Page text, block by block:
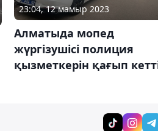
23:04, 12 мамыр 2023
Алматыда мопед
жүргізушісі полиция
қызметкерін қағып